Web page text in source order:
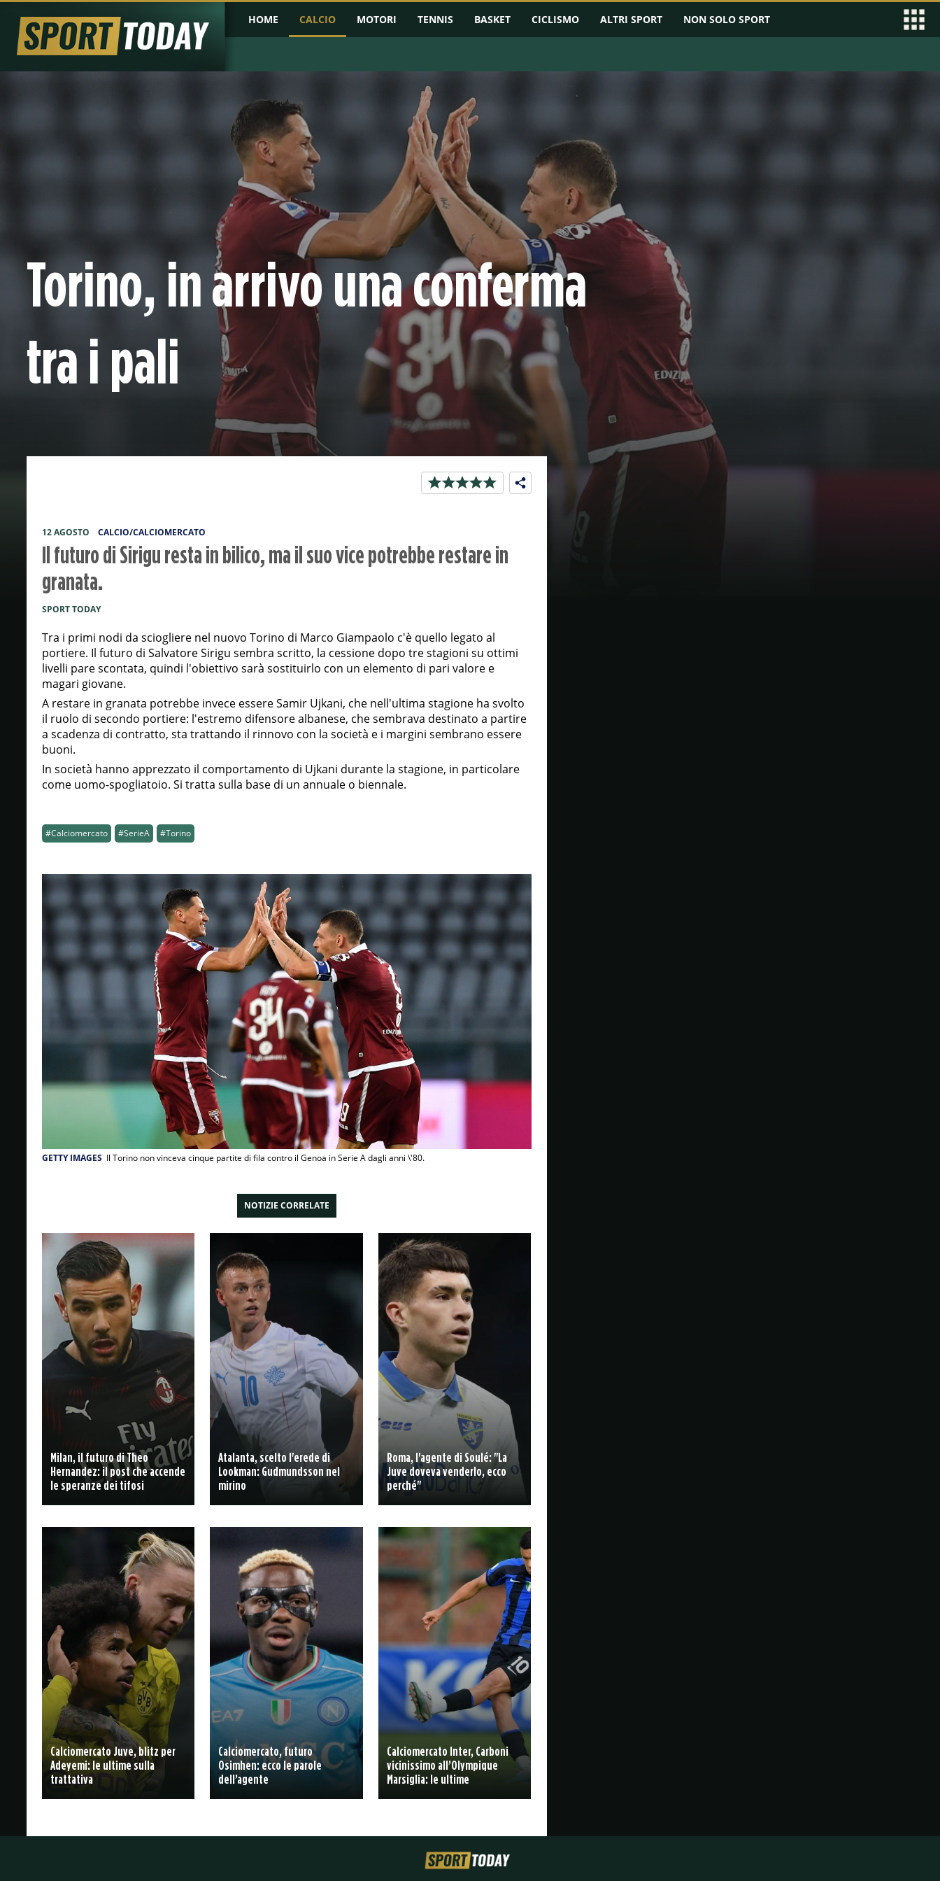
HOME CALCIO MOTORI TENNIS BASKET CICLISMO ALTRI SPORT NON SOLO SPORT
CHAMPIONS LEAGUE
Torino, in arrivo una conferma
tra i pali
12 AGOSTO CALCIO/CALCIOMERCATO
Il futuro di Sirigu resta in bilico, ma il suo vice potrebbe restare in
granata.
SPORT TODAY
Tra i primi nodi da sciogliere nel nuovo Torino di Marco Giampaolo c'è quello legato al
portiere. Il futuro di Salvatore Sirigu sembra scritto, la cessione dopo tre stagioni su ottimi
livelli pare scontata, quindi l'obiettivo sarà sostituirlo con un elemento di pari valore e
magari giovane.
A restare in granata potrebbe invece essere Samir Ujkani, che nell'ultima stagione ha svolto
il ruolo di secondo portiere: l'estremo difensore albanese, che sembrava destinato a partire
a scadenza di contratto, sta trattando il rinnovo con la società e i margini sembrano essere
buoni.
In società hanno apprezzato il comportamento di Ujkani durante la stagione, in particolare
come uomo-spogliatoio. Si tratta sulla base di un annuale o biennale.
#Calciomercato #SerieA #Torino
GETTY IMAGES Il Torino non vinceva cinque partite di fila contro il Genoa in Serie A dagli anni \'80.
NOTIZIE CORRELATE
Milan, il futuro di Theo
Hernandez: il post che accende
le speranze dei tifosi
Atalanta, scelto l'erede di
Lookman: Gudmundsson nel
mirino
Roma, l'agente di Soulé: "La
Juve doveva venderlo, ecco
perché"
Calciomercato Juve, blitz per
Adeyemi: le ultime sulla
trattativa
Calciomercato, futuro
Osimhen: ecco le parole
dell’agente
Calciomercato Inter, Carboni
vicinissimo all’Olympique
Marsiglia: le ultime